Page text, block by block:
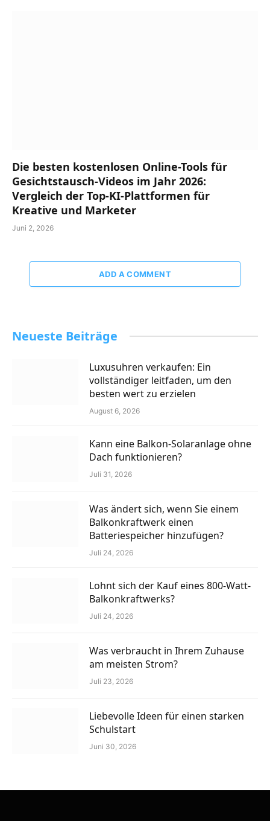
Die besten kostenlosen Online-Tools für
Gesichtstausch-Videos im Jahr 2026:
Vergleich der Top-KI-Plattformen für
Kreative und Marketer
Juni 2, 2026
ADD A COMMENT
Neueste Beiträge
Luxusuhren verkaufen: Ein
vollständiger leitfaden, um den
besten wert zu erzielen
August 6, 2026
Kann eine Balkon-Solaranlage ohne
Dach funktionieren?
Juli 31, 2026
Was ändert sich, wenn Sie einem
Balkonkraftwerk einen
Batteriespeicher hinzufügen?
Juli 24, 2026
Lohnt sich der Kauf eines 800-Watt-
Balkonkraftwerks?
Juli 24, 2026
Was verbraucht in Ihrem Zuhause
am meisten Strom?
Juli 23, 2026
Liebevolle Ideen für einen starken
Schulstart
Juni 30, 2026